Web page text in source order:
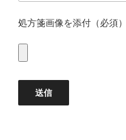
処方箋画像を添付（必須）